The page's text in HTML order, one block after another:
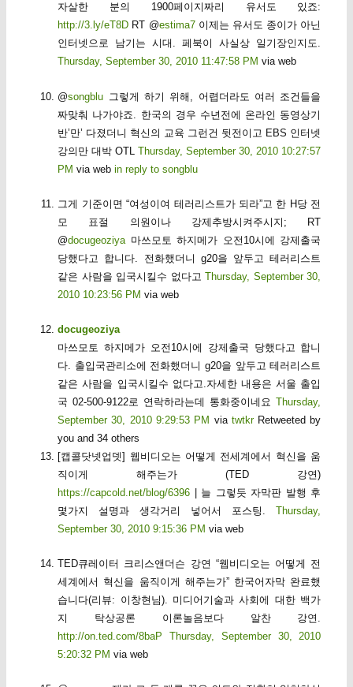
자살한 분의 1900페이지짜리 유서도 있죠:
http://3.ly/eT8D RT @estima7이제는 유서도 종이가 아닌
인터넷으로 남기는 시대. 페북이 사실상 일기장인지도.
Thursday, September 30, 2010 11:47:58 PM via web
@songblu 그렇게 하기 위해, 어렵더라도 여러 조건들을
짜맞춰 나가야죠. 한국의 경우 수년전에 온라인 동영상기
반’만’ 다졌더니 혁신의 교육 그런건 뒷전이고 EBS 인터넷
강의만 대박 OTLThursday, September 30, 2010 10:27:57
PM via webin reply to songblu
그게 기준이면 “여성이여 테러리스트가 되라”고 한 H당 전
모 표절 의원이나 강제추방시켜주시지; RT
@docugeoziya 마쓰모토 하지메가 오전10시에 강제출국
당했다고 합니다. 전화했더니 g20을 앞두고 테러리스트
같은 사람을 입국시킬수 없다고Thursday, September 30,
2010 10:23:56 PM via web
docugeoziya
마쓰모토 하지메가 오전10시에 강제출국 당했다고 합니
다. 출입국관리소에 전화했더니 g20을 앞두고 테러리스트
같은 사람을 입국시킬수 없다고.자세한 내용은 서울 출입
국 02-500-9122로 연락하라는데 통화중이네요Thursday,
September 30, 2010 9:29:53 PM via twtkrRetweeted by
you and 34 others
[캡콜닷넷업뎃] 웹비디오는 어떻게 전세계에서 혁신을 움
직이게 해주는가 (TED 강연)
https://capcold.net/blog/6396 | 늘 그렇듯 자막판 발행 후
몇가지 설명과 생각거리 넣어서 포스팅.Thursday,
September 30, 2010 9:15:36 PM via web
TED큐레이터 크리스앤더슨 강연 “웹비디오는 어떻게 전
세계에서 혁신을 움직이게 해주는가” 한국어자막 완료했
습니다(리뷰: 이창현님). 미디어기술과 사회에 대한 백가
지 탁상공론 이론놀음보다 알찬 강연.
http://on.ted.com/8baP
Thursday, September 30, 2010
5:20:32 PM via web